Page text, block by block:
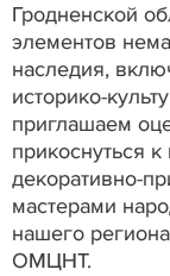
Гродненской
элементов
наследия,
историко-
приглашаем
прикоснуться
декоративно-
мастерами
нашего
ОМЦНТ.